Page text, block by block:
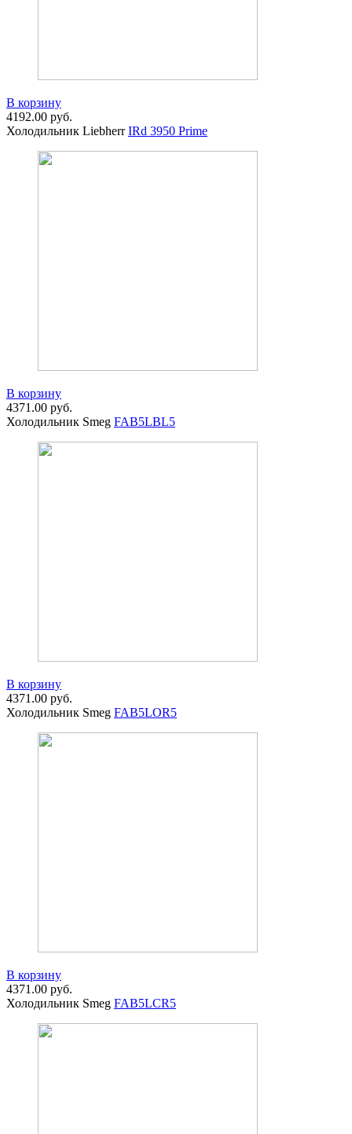
В корзину
4192.00 руб.
Холодильник LiebherrIRd 3950 Prime
В корзину
4371.00 руб.
Холодильник Smeg FAB5LBL5
В корзину
4371.00 руб.
Холодильник Smeg FAB5LOR5
В корзину
4371.00 руб.
Холодильник Smeg FAB5LCR5